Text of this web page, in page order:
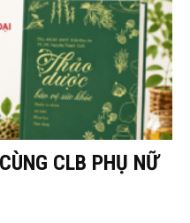
CLB PHỤ NỮ